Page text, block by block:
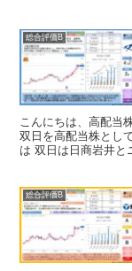
総合評価B
こんにちは、高配当
双日を高配当株とし
は 双日は日商岩井と
総合評価B